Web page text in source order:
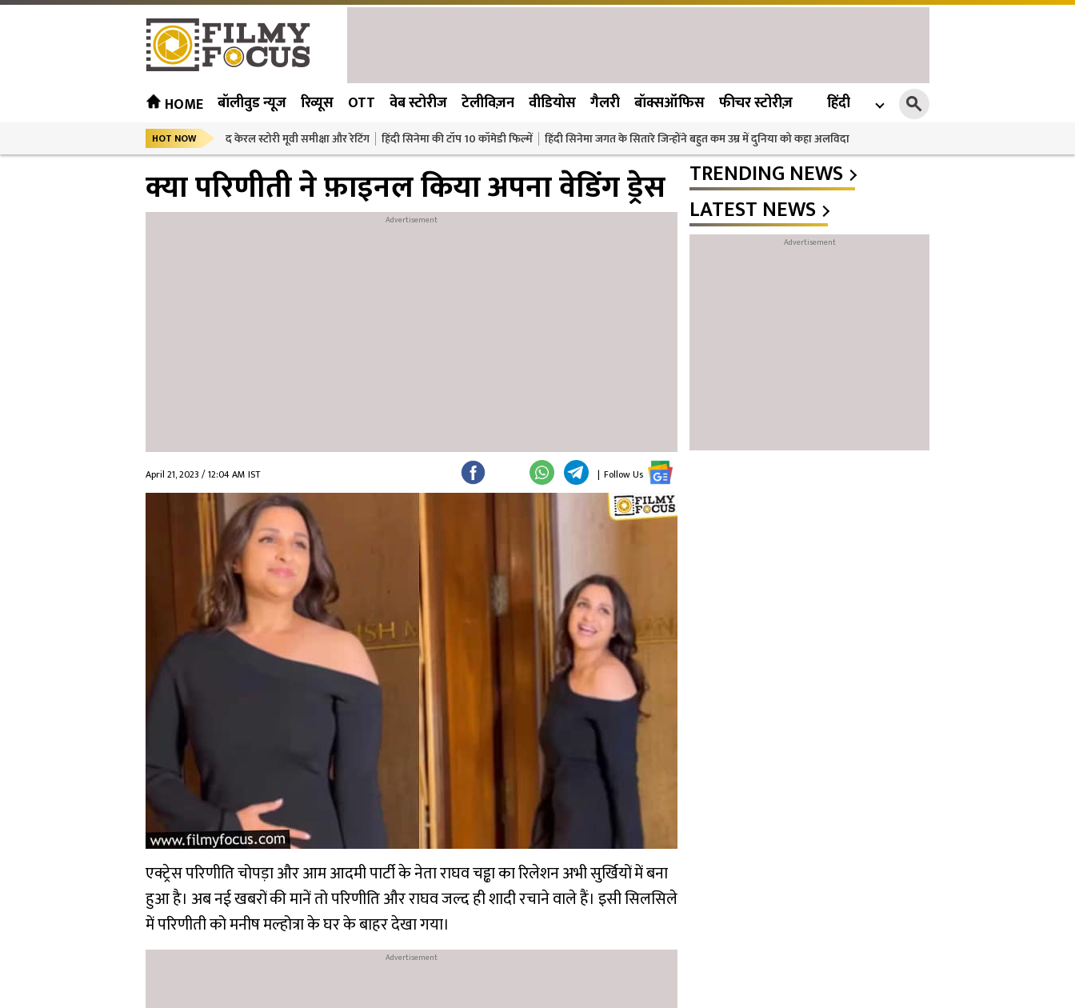
HOME बॉलीवुड न्यूज रिव्यूस OTT वेब स्टोरीज टेलीविज़न वीडियोस गैलरी बॉक्सऑफिस फीचर स्टोरीज़ हिंदी
HOT NOW द केरल स्टोरी मूवी समीक्षा और रेटिंग हिंदी सिनेमा की टॉप 10 कॉमेडी फिल्में हिंदी सिनेमा जगत के सितारे जिन्होंने बहुत कम उम्र में दुनिया को कहा अलविदा
क्या परिणीती ने फ़ाइनल किया अपना वेडिंग ड्रेस
April 21, 2023 / 12:04 AM IST | Follow Us
एक्ट्रेस परिणीति चोपड़ा और आम आदमी पार्टी के नेता राघव चड्ढा का रिलेशन अभी सुर्खियों में बना
हुआ है। अब नई खबरों की मानें तो परिणीति और राघव जल्द ही शादी रचाने वाले हैं। इसी सिलसिले
में परिणीती को मनीष मल्होत्रा के घर के बाहर देखा गया।
TRENDING NEWS
LATEST NEWS